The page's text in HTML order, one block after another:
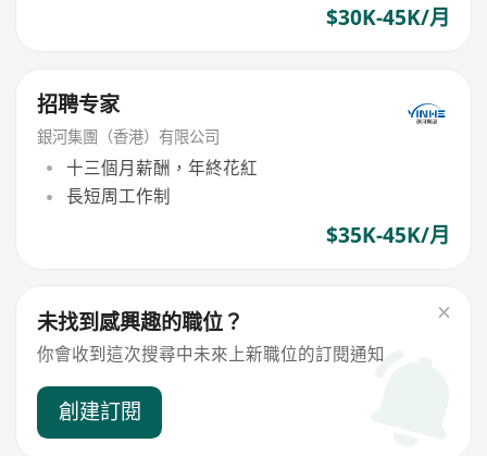
$30K-45K/月
招聘专家
銀河集團（香港）有限公司
十三個月薪酬，年終花紅
長短周工作制
$35K-45K/月
未找到感興趣的職位？
你會收到這次搜尋中未來上新職位的訂閱通知
創建訂閱